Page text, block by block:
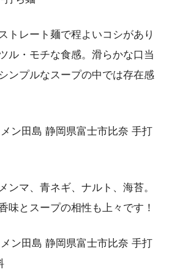
トレート麺で程よいコシがあり
ル・モチな食感。滑らかな口当
ンプルなスープの中では存在感
ンマ、青ネギ、ナルト、海苔。
味とスープの相性も上々です！